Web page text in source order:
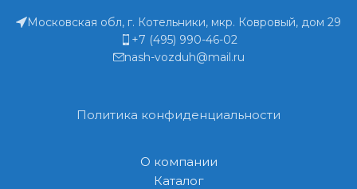
Московская обл, г. Котельники, мкр. Ковровый, дом 29
+7 (495) 990-46-02
nash-vozduh@mail.ru
Политика конфиденциальности
О компании
Каталог